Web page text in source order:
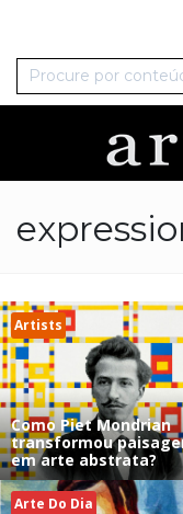
Artists
Como Piet Mondrian
transformou
em arte abstrata?
Arte Do Dia